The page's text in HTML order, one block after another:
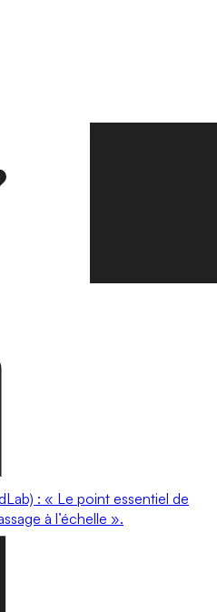
: « Le point essentiel de
à l’échelle ».